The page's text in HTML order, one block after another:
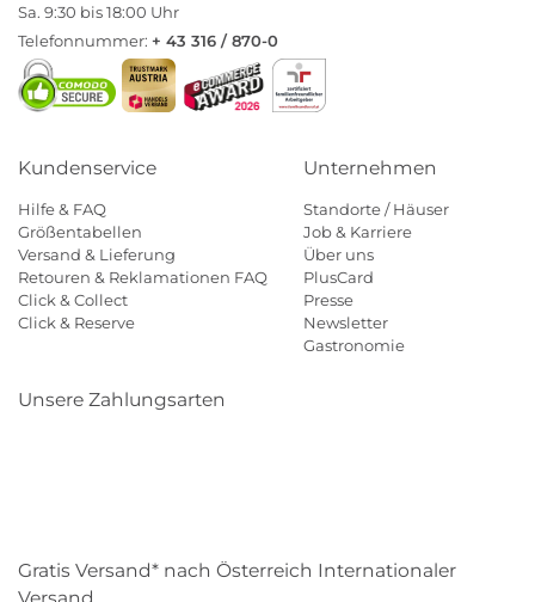
Sa. 9:30 bis 18:00 Uhr
Telefonnummer: + 43 316 / 870-0
Kundenservice
Hilfe & FAQ
Größentabellen
Versand & Lieferung
Retouren & Reklamationen FAQ
Click & Collect
Click & Reserve
Unternehmen
Standorte / Häuser
Job & Karriere
Über uns
PlusCard
Presse
Newsletter
Gastronomie
Unsere Zahlungsarten
Gratis Versand* nach Österreich Internationaler